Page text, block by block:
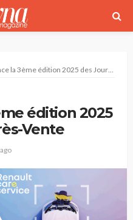
3ème édition 2025 des Journées Après-Vente
édition 2025
Vente